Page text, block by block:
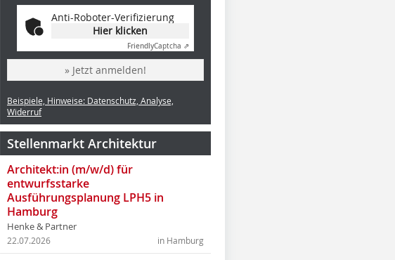
Anti-Roboter-Verifizierung
Hier klicken
FriendlyCaptcha ⇗
» Jetzt anmelden!
Beispiele, Hinweise: Datenschutz, Analyse,
Widerruf
Stellenmarkt Architektur
Architekt:in (m/w/d) für
entwurfsstarke
Ausführungsplanung LPH5 in
Hamburg
Henke & Partner
in Hamburg
22.07.2026